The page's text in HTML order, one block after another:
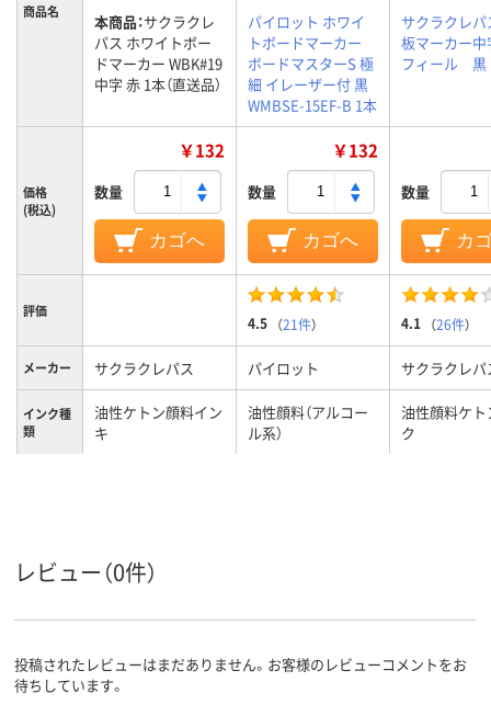
商品名 本商品：サクラクレ
パス ホワイトボー
ドマーカー WBK#19
中字 赤 1本（直送品）
パイロット ホワイ
トボードマーカー
ボードマスターS 極
細 イレーザー付 黒
WMBSE-15EF-B 1本
サクラクレ
板マーカー中
フィール 黒
価格
(税込)
￥132
数量
カゴへ
￥132
数量
カゴへ
数量
カ
評価
4.5 （21件） 4.1 （26件）
メーカー サクラクレパス パイロット サクラクレパ
インク種
類
油性ケトン顔料イン
キ
油性顔料（アルコー
ル系）
油性顔料ケト
ク
レビュー（0件）
投稿されたレビューはまだありません。お客様のレビューコメントをお
待ちしています。